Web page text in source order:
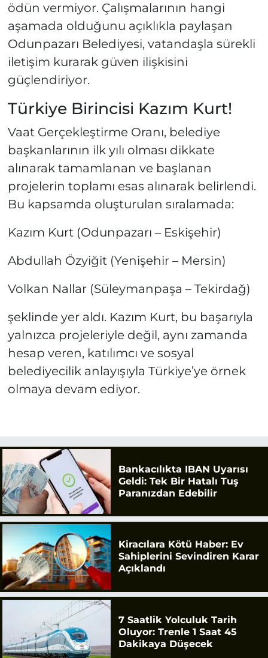
ödün vermiyor. Çalışmalarının hangi
aşamada olduğunu açıklıkla paylaşan
Odunpazarı Belediyesi, vatandaşla sürekli
iletişim kurarak güven ilişkisini
güçlendiriyor.
Türkiye Birincisi Kazım Kurt!
Vaat Gerçekleştirme Oranı, belediye
başkanlarının ilk yılı olması dikkate
alınarak tamamlanan ve başlanan
projelerin toplamı esas alınarak belirlendi.
Bu kapsamda oluşturulan sıralamada:
Kazım Kurt (Odunpazarı – Eskişehir)
Abdullah Özyiğit (Yenişehir – Mersin)
Volkan Nallar (Süleymanpaşa – Tekirdağ)
şeklinde yer aldı. Kazım Kurt, bu başarıyla
yalnızca projeleriyle değil, aynı zamanda
hesap veren, katılımcı ve sosyal
belediyecilik anlayışıyla Türkiye’ye örnek
olmaya devam ediyor.
Bankacılıkta IBAN Uyarısı
Geldi: Tek Bir Hatalı Tuş
Paranızdan Edebilir
Kiracılara Kötü Haber: Ev
Sahiplerini Sevindiren Karar
Açıklandı
7 Saatlik Yolculuk Tarih
Oluyor: Trenle 1 Saat 45
Dakikaya Düşecek